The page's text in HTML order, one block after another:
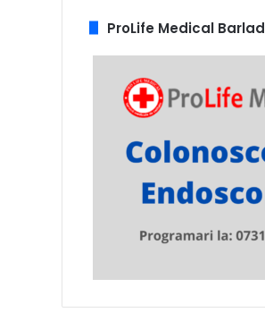
ProLife Medical Barlad